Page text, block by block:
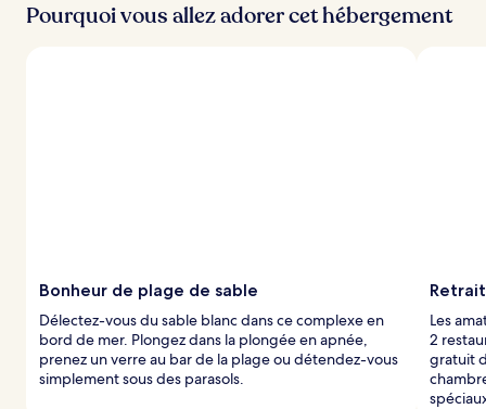
Pourquoi vous allez adorer cet hébergement
Bonheur de plage de sable
Délectez-vous du sable blanc dans ce complexe en
bord de mer. Plongez dans la plongée en apnée,
prenez un verre au bar de la plage ou détendez-vous
simplement sous des parasols.
Les
2
gratuit